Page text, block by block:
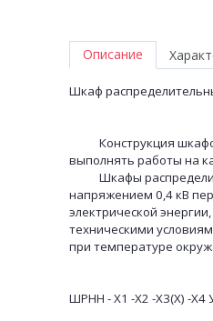
Описание
Шкаф
Конструкция шкафов
выполнять работы на
Шкафы
напряжением 0,4 кВ
электрической
техническими
при температуре
ШРНН - Х1 -Х2 -Х3(Х) -Х4